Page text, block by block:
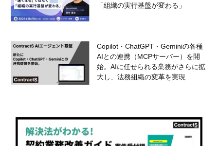
「組織の実行基盤が変わる」
Copilot・ChatGPT・Geminiの各種
AIとの連携（MCPサーバー）を開
始。AIに任せられる業務がさらに拡
大し、法務組織の変革を実現